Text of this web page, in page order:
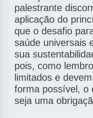
palestrante
aplicação do
que o desafio
saúde universais
sua
pois, como
limitados e
forma possível, o
seja uma